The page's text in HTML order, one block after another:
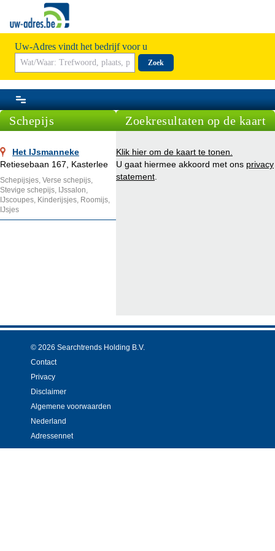
Uw-Adres vindt het bedrijf voor u
Zoek
Schepijs
Het IJsmanneke
Retiesebaan 167, Kasterlee
Schepijsjes, Verse schepijs,
Stevige schepijs, IJssalon,
IJscoupes, Kinderijsjes, Roomijs,
IJsjes
Zoekresultaten op de kaart
Klik hier om de kaart te tonen.
U gaat hiermee akkoord met ons privacy
statement
© 2026 Searchtrends Holding B.V.
Contact
Privacy
Disclaimer
Algemene voorwaarden
Nederland
Adressennet